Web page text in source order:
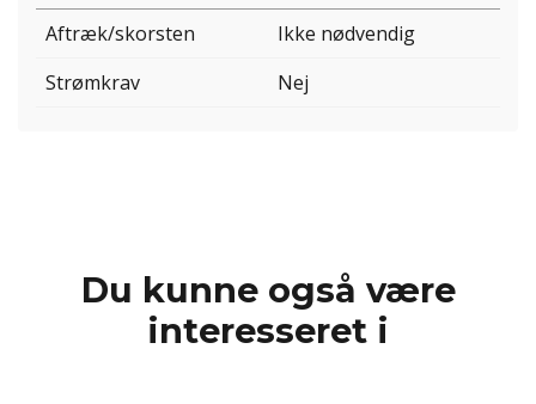
Aftræk/skorsten
Ikke nødvendig
Strømkrav
Nej
Du kunne også være
interesseret i